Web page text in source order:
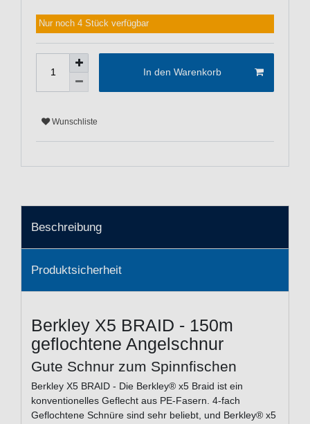
Nur noch 4 Stück verfügbar
In den Warenkorb
Wunschliste
Beschreibung
Produktsicherheit
Berkley X5 BRAID - 150m
geflochtene Angelschnur
Gute Schnur zum Spinnfischen
Berkley X5 BRAID - Die Berkley® x5 Braid ist ein
konventionelles Geflecht aus PE-Fasern. 4-fach
Geflochtene Schnüre sind sehr beliebt, und Berkley® x5